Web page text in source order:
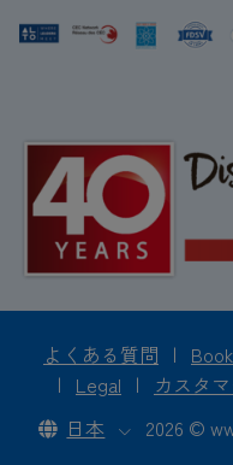
よくある質問 |
| Legal |
カスタ
日本
2026 ©